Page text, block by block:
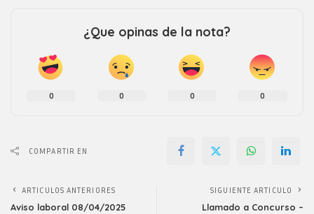
¿Que opinas de la nota?
0 0 0 0
COMPARTIR EN
ARTICULOS ANTERIORES
Aviso laboral 08/04/2025
SIGUIENTE ARTICULO
Llamado a Concurso –